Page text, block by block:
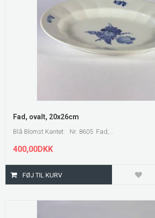
Fad, ovalt, 20x26cm
Blå Blomst Kantet: Nr. 8605 Fad,...
400,00DKK